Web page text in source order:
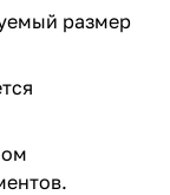
размер